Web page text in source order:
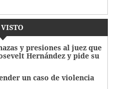
y presiones al juez que
Hernández y pide su
un caso de violencia